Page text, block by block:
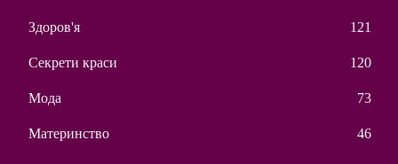
Здоров'я 121
Секрети краси 120
Мода 73
Материнство 46